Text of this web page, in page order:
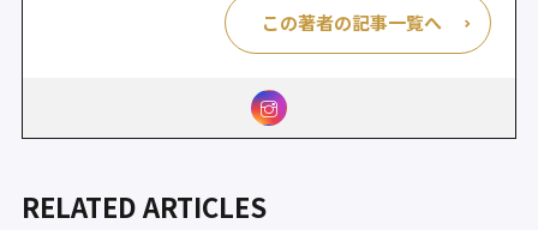
この著者の記事一覧へ
RELATED ARTICLES